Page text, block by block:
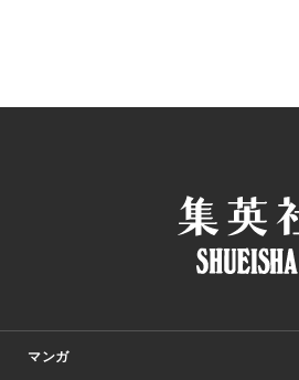
マンガ